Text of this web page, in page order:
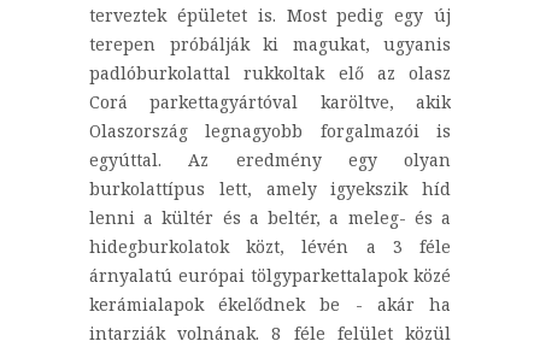
terveztek épületet is. Most pedig egy új
terepen próbálják ki magukat, ugyanis
padlóburkolattal rukkoltak elő az olasz
Corá parkettagyártóval karöltve, akik
Olaszország legnagyobb forgalmazói is
egyúttal. Az eredmény egy olyan
burkolattípus lett, amely igyekszik híd
lenni a kültér és a beltér, a meleg- és a
hidegburkolatok közt, lévén a 3 féle
árnyalatú európai tölgyparkettalapok közé
kerámialapok ékelődnek be - akár ha
intarziák volnának. 8 féle felület közül